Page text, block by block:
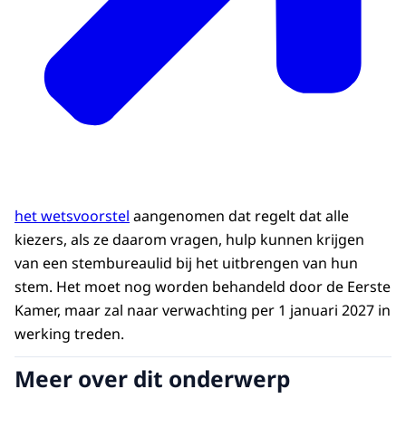
het wetsvoorstel aangenomen dat regelt dat alle
kiezers, als ze daarom vragen, hulp kunnen krijgen
van een stembureaulid bij het uitbrengen van hun
stem. Het moet nog worden behandeld door de Eerste
Kamer, maar zal naar verwachting per 1 januari 2027 in
werking treden.
Meer over dit onderwerp